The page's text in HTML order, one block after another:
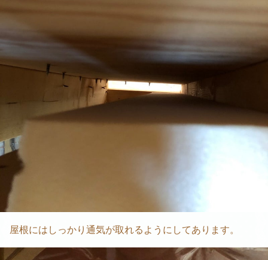
屋根にはしっかり通気が取れるようにしてあります。